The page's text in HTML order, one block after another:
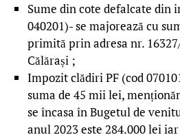
Sume din cote defalcate din
040201)- se majorează cu
primită prin adresa nr.
Călărași ;
Impozit clădiri PF (cod
suma de 45 mii lei,
se încasa în Bugetul de
anul 2023 este 284.000 lei